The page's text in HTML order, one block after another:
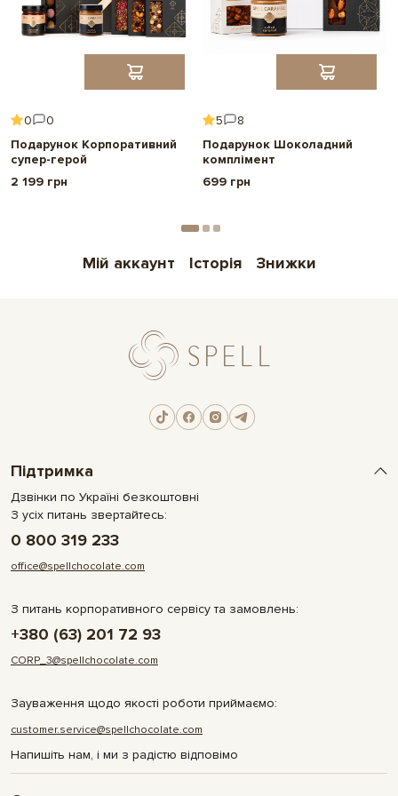
Друк фото на Instax mini
особистим
Додайте до подарунку міні-версію листівки.
щоб зробити подарунок ще
Безготівковий розрахунок
друзів,Для тата Для мами,
Для вчителя
0
0
Подарунок Корпоративний
супер-герой
2 199 грн
5
8
Подарунок Шоколадний
комплімент
699 грн
Мій аккаунт Історія Знижки
Підтримка
Дзвінки по Україні безкоштовні
З усіх питань звертайтесь:
0 800 319 233
office@spellchocolate.com
З питань корпоративного сервісу та замовлень:
+380 (63) 201 72 93
CORP_3@spellchocolate.com
Зауваження щодо якості роботи приймаємо:
customer.service@spellchocolate.com
Напишіть нам, і ми з радістю відповімо